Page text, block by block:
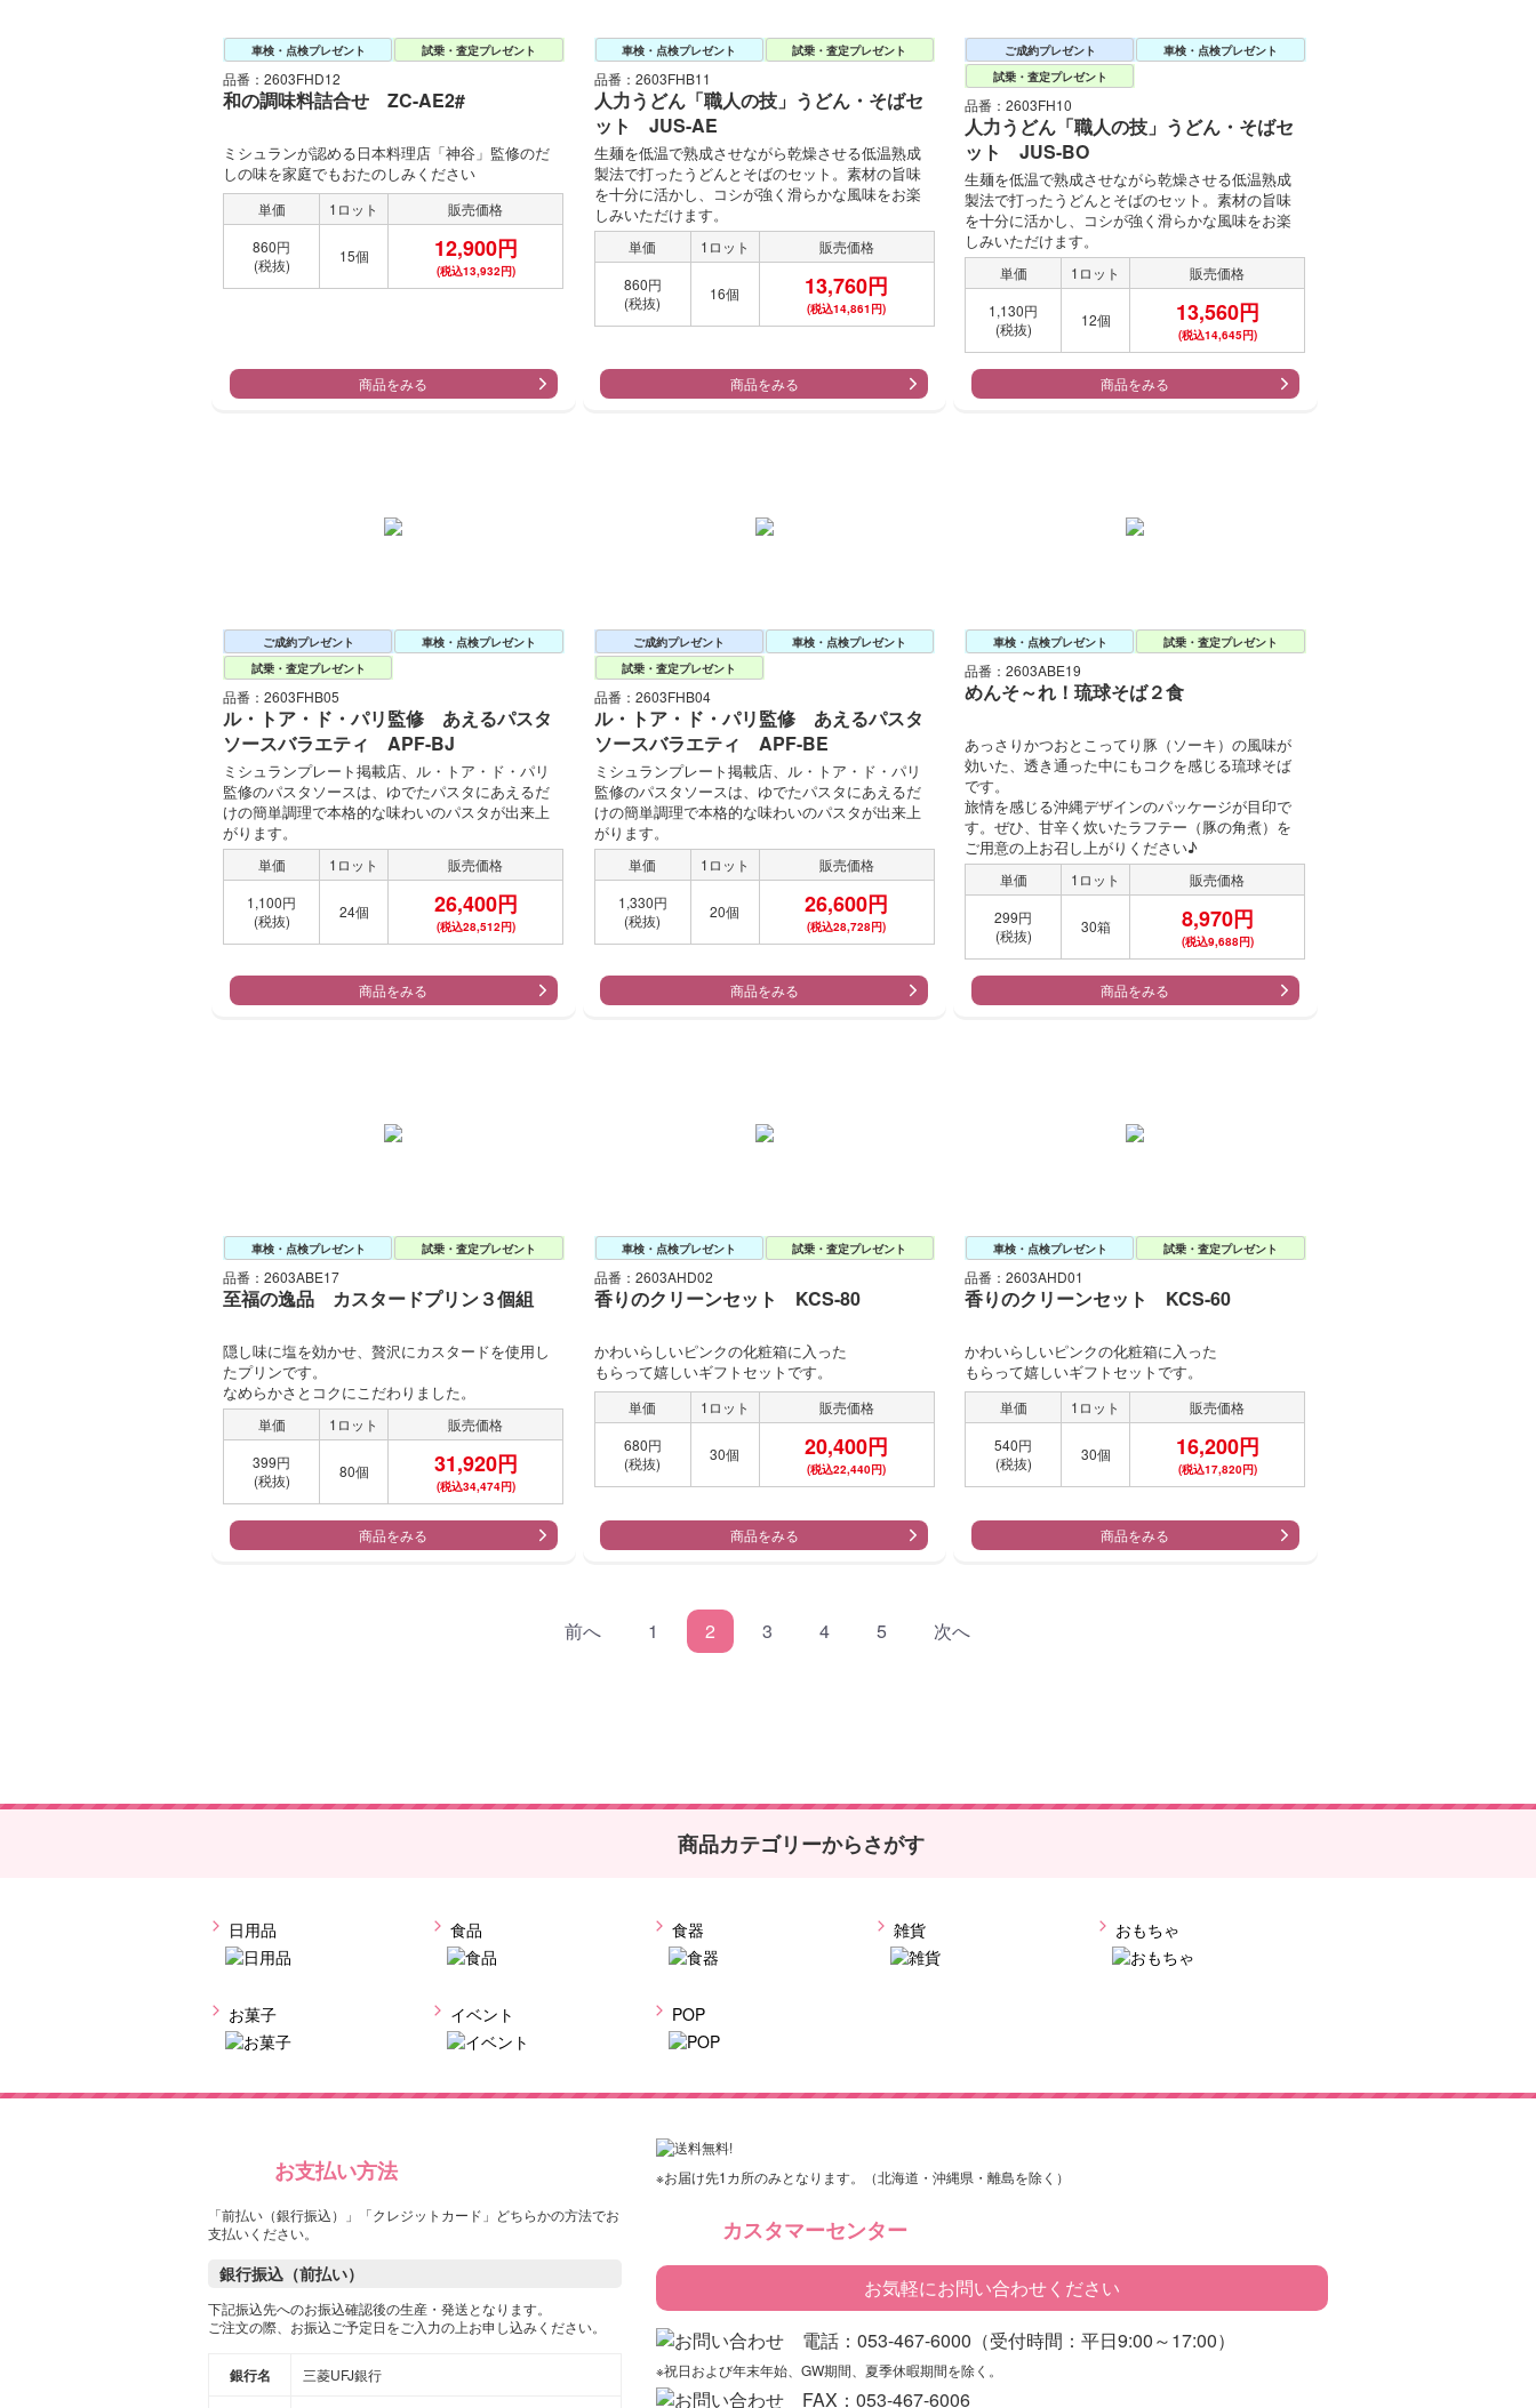
車検・点検プレゼント 試乗・査定プレゼント
品番：2603FHD12
和の調味料詰合せ ZC-AE2#
ミシュランが認める日本料理店「神谷」監修のだ
しの味を家庭でもおたのしみください
単価 1ロット
販売価格
860円
(税抜)
15個 12,900円
(税込13,932円)
商品をみる
車検・点検プレゼント 試乗・査定プレゼント
品番：2603FHB11
人力うどん「職人の技」うどん・そばセ
ット JUS-AE
生麺を低温で熟成させながら乾燥させる低温熟成
製法で打ったうどんとそばのセット。素材の旨味
を十分に活かし、コシが強く滑らかな風味をお楽
しみいただけます。
単価 1ロット
販売価格
860円
(税抜)
16個 13,760円
(税込14,861円)
商品をみる
ご成約プレゼント
車検・点検プレゼント
試乗・査定プレゼント
品番：2603FH10
人力うどん「職人の技」うどん・そばセ
ット JUS-BO
生麺を低温で熟成させながら乾燥させる低温熟成
製法で打ったうどんとそばのセット。素材の旨味
を十分に活かし、コシが強く滑らかな風味をお楽
しみいただけます。
単価 1ロット
販売価格
1,130円
(税抜)
12個 13,560円
(税込14,645円)
商品をみる
ご成約プレゼント
車検・点検プレゼント
試乗・査定プレゼント
品番：2603FHB05
ル・トア・ド・パリ監修 あえるパスタ
ソースバラエティ APF-BJ
ミシュランプレート掲載店、ル・トア・ド・パリ
監修のパスタソースは、ゆでたパスタにあえるだ
けの簡単調理で本格的な味わいのパスタが出来上
がります。
単価 1ロット
販売価格
1,100円
(税抜)
24個 26,400円
(税込28,512円)
商品をみる
ご成約プレゼント
車検・点検プレゼント
試乗・査定プレゼント
品番：2603FHB04
ル・トア・ド・パリ監修 あえるパスタ
ソースバラエティ APF-BE
ミシュランプレート掲載店、ル・トア・ド・パリ
監修のパスタソースは、ゆでたパスタにあえるだ
けの簡単調理で本格的な味わいのパスタが出来上
がります。
単価 1ロット
販売価格
1,330円
(税抜)
20個 26,600円
(税込28,728円)
商品をみる
車検・点検プレゼント 試乗・査定プレゼント
品番：2603ABE19
めんそ～れ！琉球そば２食
あっさりかつおとこってり豚（ソーキ）の風味が
効いた、透き通った中にもコクを感じる琉球そば
です。
旅情を感じる沖縄デザインのパッケージが目印で
す。ぜひ、甘辛く炊いたラフテー（豚の角煮）を
ご用意の上お召し上がりください♪
単価 1ロット
販売価格
299円
(税抜)
30箱 8,970円
(税込9,688円)
商品をみる
車検・点検プレゼント 試乗・査定プレゼント
品番：2603ABE17
至福の逸品 カスタードプリン３個組
隠し味に塩を効かせ、贅沢にカスタードを使用し
たプリンです。
なめらかさとコクにこだわりました。
単価 1ロット
販売価格
399円
(税抜)
80個 31,920円
(税込34,474円)
商品をみる
車検・点検プレゼント 試乗・査定プレゼント
品番：2603AHD02
香りのクリーンセット KCS-80
かわいらしいピンクの化粧箱に入った
もらって嬉しいギフトセットです。
単価 1ロット
販売価格
680円
(税抜)
30個 20,400円
(税込22,440円)
商品をみる
車検・点検プレゼント 試乗・査定プレゼント
品番：2603AHD01
香りのクリーンセット KCS-60
かわいらしいピンクの化粧箱に入った
もらって嬉しいギフトセットです。
単価 1ロット
販売価格
540円
(税抜)
30個 16,200円
(税込17,820円)
商品をみる
前へ 1 2 3 4 5 次へ
商品カテゴリーからさがす
日用品 食品 食器 雑貨 おもちゃ
お菓子 イベント POP
お支払い方法
「前払い（銀行振込）」「クレジットカード」どちらかの方法でお
支払いください。
銀行振込（前払い）
下記振込先へのお振込確認後の生産・発送となります。
ご注文の際、お振込ご予定日をご入力の上お申し込みください。
銀行名 三菱UFJ銀行
※お届け先1カ所のみとなります。（北海道・沖縄県・離島を除く）
カスタマーセンター
お気軽にお問い合わせください
※祝日および年末年始、GW期間、夏季休暇期間を除く。